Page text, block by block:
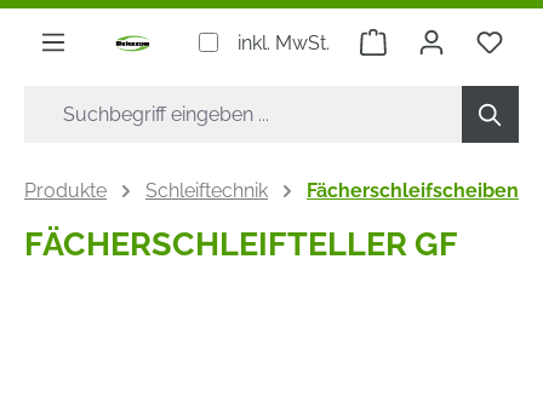
springen
inkl. MwSt. Warenkorb
Produkte Schleiftechnik Fächerschleifscheiben
FÄCHERSCHLEIFTELLER GF